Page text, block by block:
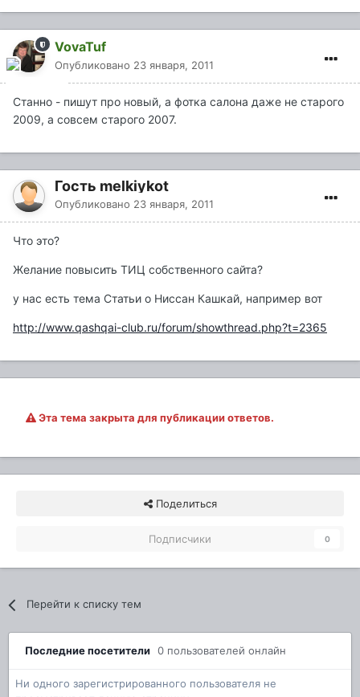
VovaTuf
Опубликовано 23 января, 2011
Станно - пишут про новый, а фотка салона даже не старого
2009, а совсем старого 2007.
Гость melkiykot
Опубликовано 23 января, 2011
Что это?
Желание повысить ТИЦ собственного сайта?
у нас есть тема Статьи о Ниссан Кашкай, например вот
http://www.qashqai-club.ru/forum/showthread.php?t=2365
Эта тема закрыта для публикации ответов.
Поделиться
Подписчики 0
Перейти к списку тем
Последние посетители 0 пользователей онлайн
Ни одного зарегистрированного пользователя не